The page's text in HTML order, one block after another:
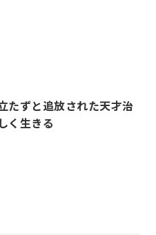
たずと追放された天才治
く生きる